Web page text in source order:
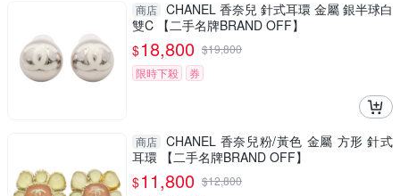
商店 CHANEL 香奈兒 針式耳環 金屬 銀半球白
雙C 【二手名牌BRAND OFF】
$18,800 $19,800
限時下殺
券
商店 CHANEL 香奈兒粉/黃色 金屬 方形 針式
耳環 【二手名牌BRAND OFF】
$11,800 $12,800